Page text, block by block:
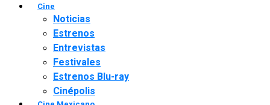
Cine
Noticias
Estrenos
Entrevistas
Festivales
Estrenos Blu-ray
Cinépolis